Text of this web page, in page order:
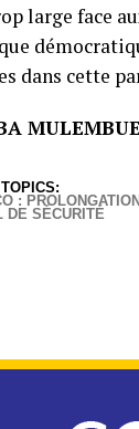
large face
dans cette
:
DE SÉCURITÉ